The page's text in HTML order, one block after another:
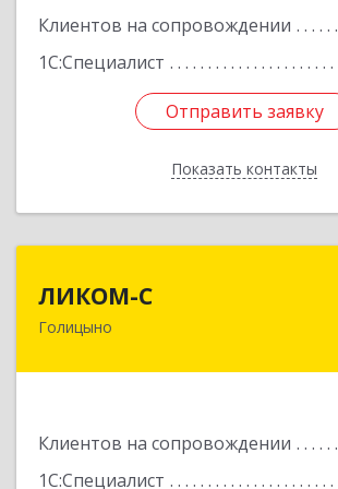
Клиентов на сопровождении
1С:Специалист
Отправить заявку
Показать контакты
Отправить заявку
Назад
ЛИКОМ-С
Голицыно
Клиентов на сопровождении
1С:Специалист
143040, Московская обл,